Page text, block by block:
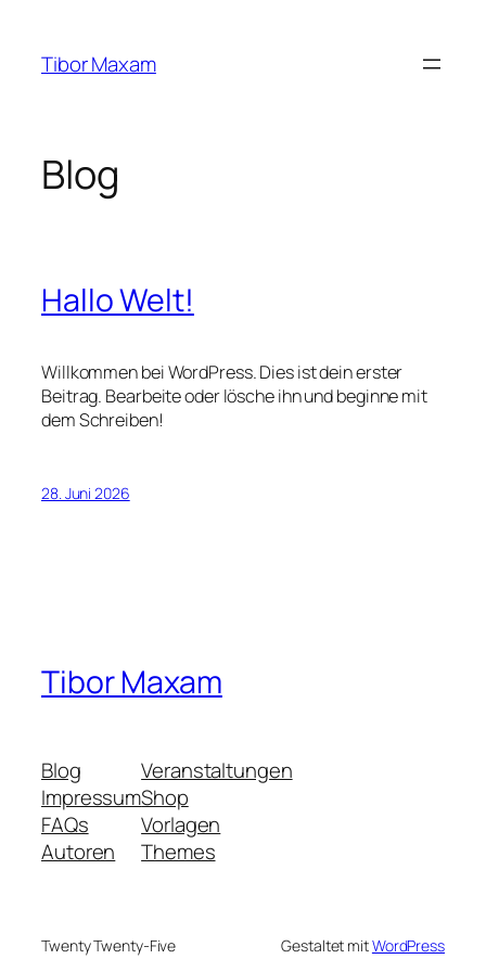
springen
Tibor Maxam
Blog
Hallo Welt!
Willkommen bei WordPress. Dies ist dein erster
Beitrag. Bearbeite oder lösche ihn und beginne mit
dem Schreiben!
28. Juni 2026
Tibor Maxam
Blog
Impressum
FAQs
Autoren
Veranstaltungen
Shop
Vorlagen
Themes
Twenty Twenty-Five Gestaltet mitWordPress